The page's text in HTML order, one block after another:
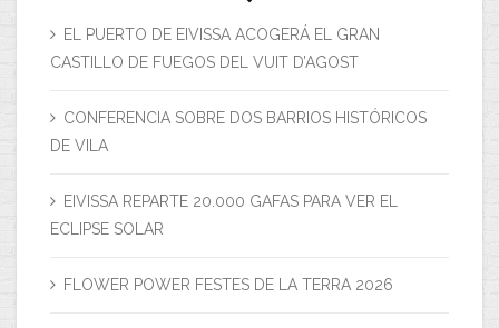
EL PUERTO DE EIVISSA ACOGERÁ EL GRAN
CASTILLO DE FUEGOS DEL VUIT D’AGOST
CONFERENCIA SOBRE DOS BARRIOS HISTÓRICOS
DE VILA
EIVISSA REPARTE 20.000 GAFAS PARA VER EL
ECLIPSE SOLAR
FLOWER POWER FESTES DE LA TERRA 2026